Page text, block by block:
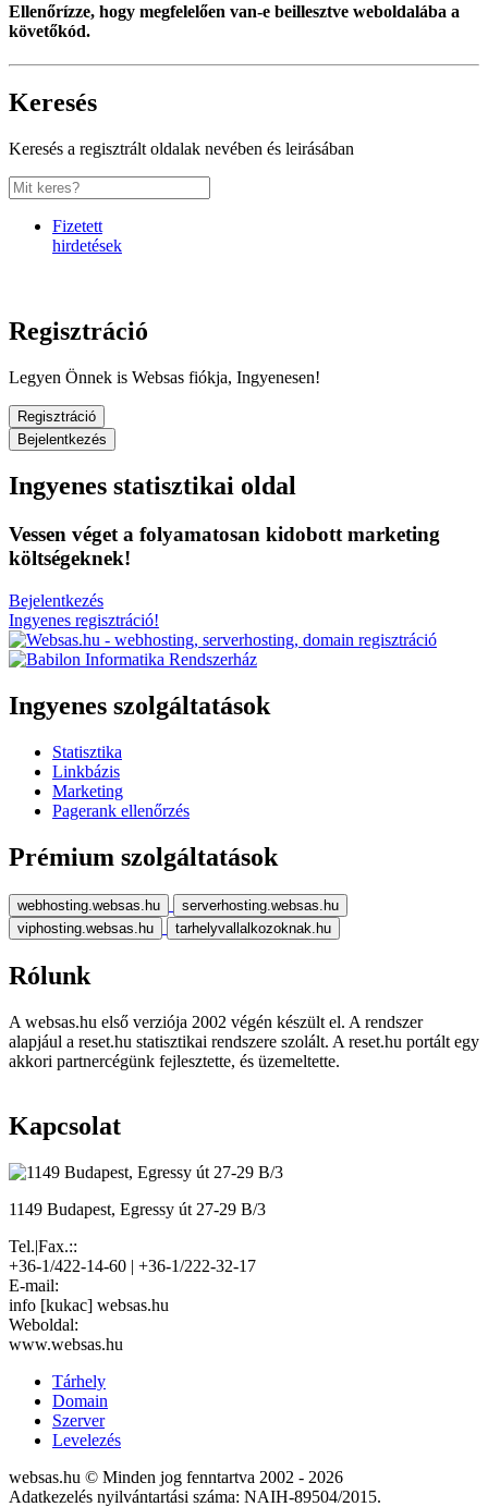
Ellenőrízze, hogy megfelelően van-e beillesztve weboldalába a
követőkód.
Keresés
Keresés a regisztrált oldalak nevében és leirásában
Fizetett
hirdetések
Regisztráció
Legyen Önnek is Websas fiókja, Ingyenesen!
Regisztráció
Bejelentkezés
Ingyenes statisztikai oldal
Vessen véget a folyamatosan kidobott marketing
költségeknek!
Bejelentkezés
Ingyenes regisztráció!
Ingyenes szolgáltatások
Statisztika
Linkbázis
Marketing
Pagerank ellenőrzés
Prémium szolgáltatások
webhosting.websas.hu
serverhosting.websas.hu
viphosting.websas.hu
tarhelyvallalkozoknak.hu
Rólunk
A websas.hu első verziója 2002 végén készült el. A rendszer
alapjául a reset.hu statisztikai rendszere szolált. A reset.hu portált egy
akkori partnercégünk fejlesztette, és üzemeltette.
Kapcsolat
1149 Budapest, Egressy út 27-29 B/3
Tel.|Fax.::
+36-1/422-14-60 | +36-1/222-32-17
E-mail:
info [kukac] websas.hu
Weboldal:
www.websas.hu
Tárhely
Domain
Szerver
Levelezés
websas.hu © Minden jog fenntartva 2002 - 2026
Adatkezelés nyilvántartási száma: NAIH-89504/2015.